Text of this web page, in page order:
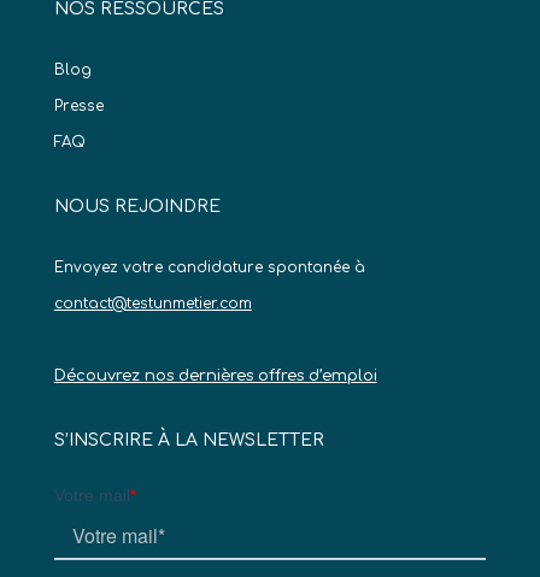
NOS RESSOURCES
Blog
Presse
FAQ
NOUS REJOINDRE
Envoyez votre candidature spontanée à
contact@testunmetier.com
Découvrez nos dernières offres d’emploi
S’INSCRIRE À LA NEWSLETTER